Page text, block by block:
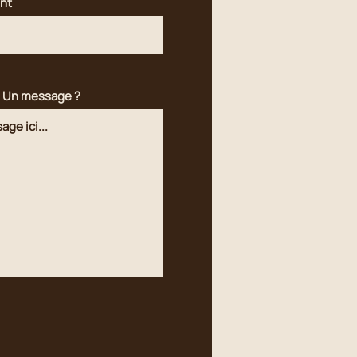
message ?